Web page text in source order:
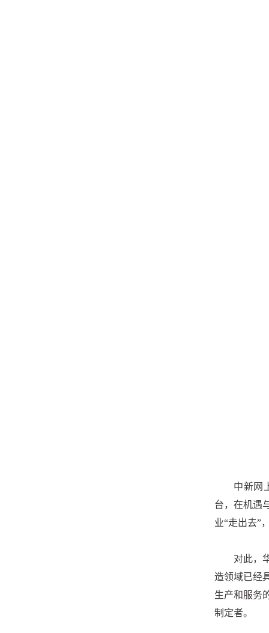
中新网
台，在机遇
业“走出去”
对此，
造领域已经
生产和服务
制定者。